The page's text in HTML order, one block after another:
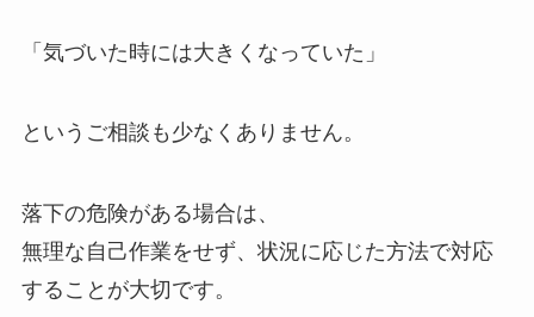
「気づいた時には大きくなっていた」
というご相談も少なくありません。
落下の危険がある場合は、
無理な自己作業をせず、状況に応じた方法で対応
することが大切です。